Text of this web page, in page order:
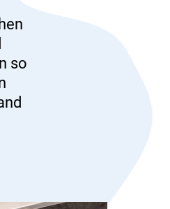
so